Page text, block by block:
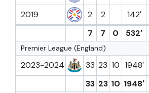
2019 2 2 142′
7
7 0 532′
Premier League (England)
2023-2024 33 23 10 1948′
33 23 10 1948′